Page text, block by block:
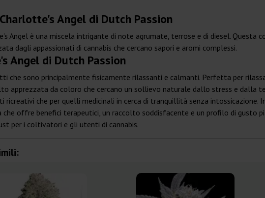
Angel di Dutch Passion
Angel è una miscela intrigante di note agrumate, terrose e di diesel. Questa
dagli appassionati di cannabis che cercano sapori e aromi complessi.
Angel di Dutch Passion
che sono principalmente fisicamente rilassanti e calmanti. Perfetta per
apprezzata da coloro che cercano un sollievo naturale dallo stress e dalla
che per quelli medicinali in cerca di tranquillità senza intossicazione.
che offre benefici terapeutici, un raccolto soddisfacente e un profilo di gusto
per i coltivatori e gli utenti di cannabis.